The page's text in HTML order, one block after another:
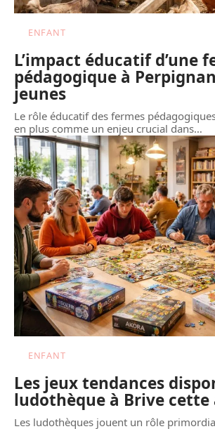
ENFANT
L’impact éducatif d’une
pédagogique à
jeunes
Le rôle éducatif des fermes
en plus comme un enjeu crucial dans…
ENFANT
Les jeux tendances
ludothèque à Brive cette
Les ludothèques jouent un rôle